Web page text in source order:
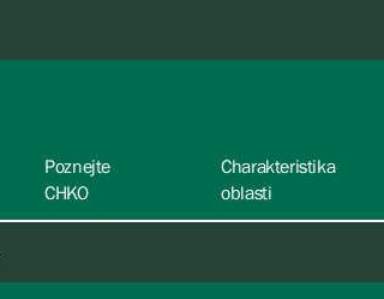
Poznejte
CHKO
Charakteristika
oblasti